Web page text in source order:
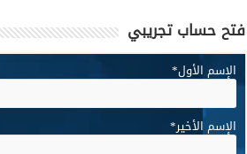
فتح حساب تجريبي
الإسم الأول*
الإسم الأخير*